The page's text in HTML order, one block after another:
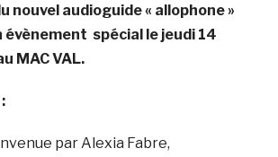
nouvel audioguide « allophone »
évènement spécial le jeudi 14
MAC VAL.
par Alexia Fabre,